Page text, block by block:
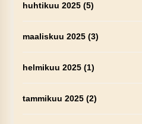
huhtikuu 2025(5)
maaliskuu 2025(3)
helmikuu 2025(1)
tammikuu 2025(2)